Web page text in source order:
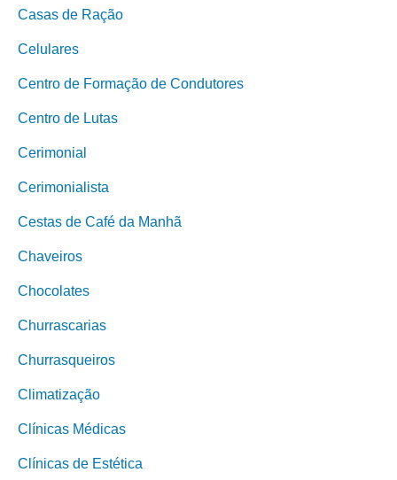
Casas de Ração
Celulares
Centro de Formação de Condutores
Centro de Lutas
Cerimonial
Cerimonialista
Cestas de Café da Manhã
Chaveiros
Chocolates
Churrascarias
Churrasqueiros
Climatização
Clínicas Médicas
Clínicas de Estética